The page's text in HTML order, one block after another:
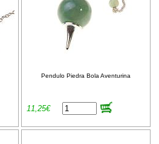
Pendulo Piedra Bola Aventurina
11,25€